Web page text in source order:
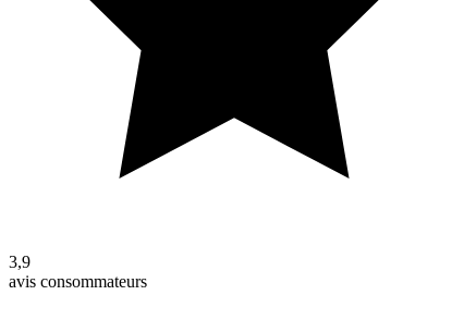
3,9
avis consommateurs